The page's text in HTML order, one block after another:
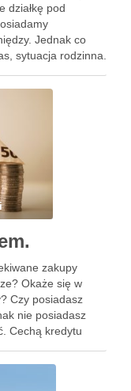
działkę pod
Jednak co
sytuacja rodzinna.
Zawsze …
zakupy
Okaże się w
Czy posiadasz
nie posiadasz
Cechą kredytu
Zamieszkanie na